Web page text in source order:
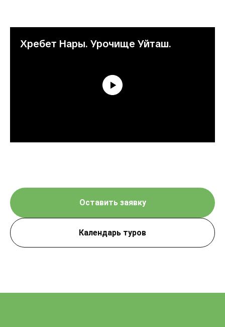
Хребет Нары. Урочище Уйташ.
Оставить заявку
Календарь туров